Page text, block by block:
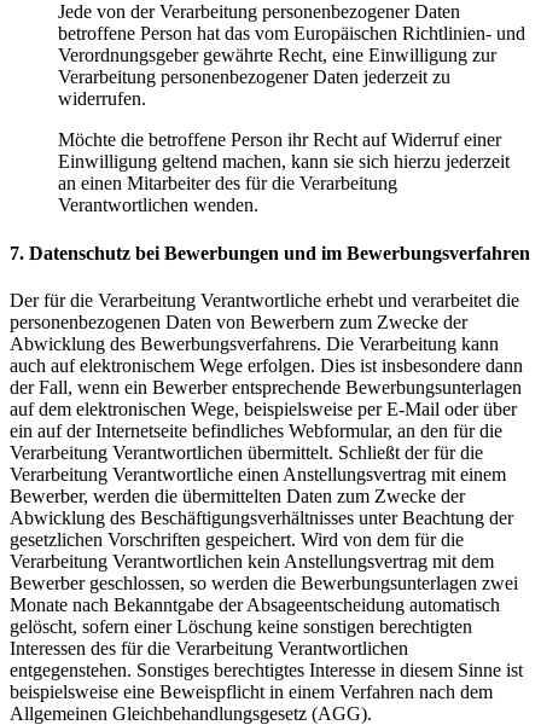
Jede von der Verarbeitung personenbezogener Daten
betroffene Person hat das vom Europäischen Richtlinien- und
Verordnungsgeber gewährte Recht, eine Einwilligung zur
Verarbeitung personenbezogener Daten jederzeit zu
widerrufen.
Möchte die betroffene Person ihr Recht auf Widerruf einer
Einwilligung geltend machen, kann sie sich hierzu jederzeit
an einen Mitarbeiter des für die Verarbeitung
Verantwortlichen wenden.
7. Datenschutz bei Bewerbungen und im Bewerbungsverfahren
Der für die Verarbeitung Verantwortliche erhebt und verarbeitet die
personenbezogenen Daten von Bewerbern zum Zwecke der
Abwicklung des Bewerbungsverfahrens. Die Verarbeitung kann
auch auf elektronischem Wege erfolgen. Dies ist insbesondere dann
der Fall, wenn ein Bewerber entsprechende Bewerbungsunterlagen
auf dem elektronischen Wege, beispielsweise per E-Mail oder über
ein auf der Internetseite befindliches Webformular, an den für die
Verarbeitung Verantwortlichen übermittelt. Schließt der für die
Verarbeitung Verantwortliche einen Anstellungsvertrag mit einem
Bewerber, werden die übermittelten Daten zum Zwecke der
Abwicklung des Beschäftigungsverhältnisses unter Beachtung der
gesetzlichen Vorschriften gespeichert. Wird von dem für die
Verarbeitung Verantwortlichen kein Anstellungsvertrag mit dem
Bewerber geschlossen, so werden die Bewerbungsunterlagen zwei
Monate nach Bekanntgabe der Absageentscheidung automatisch
gelöscht, sofern einer Löschung keine sonstigen berechtigten
Interessen des für die Verarbeitung Verantwortlichen
entgegenstehen. Sonstiges berechtigtes Interesse in diesem Sinne ist
beispielsweise eine Beweispflicht in einem Verfahren nach dem
Allgemeinen Gleichbehandlungsgesetz (AGG).